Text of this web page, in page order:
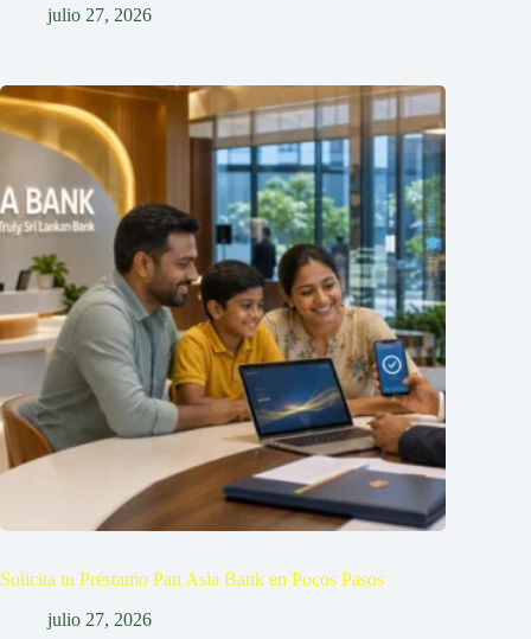
julio 27, 2026
Solicita tu Préstamo Pan Asia Bank en Pocos Pasos
julio 27, 2026